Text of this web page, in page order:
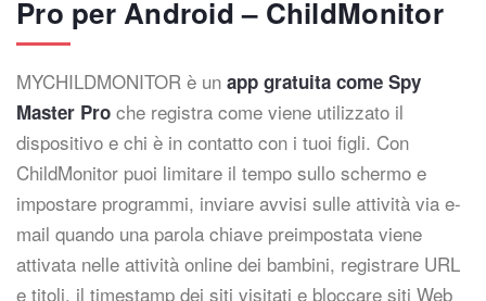
Pro per Android – ChildMonitor
MYCHILDMONITOR è un app gratuita come Spy
Master Pro che registra come viene utilizzato il
dispositivo e chi è in contatto con i tuoi figli. Con
ChildMonitor puoi limitare il tempo sullo schermo e
impostare programmi, inviare avvisi sulle attività via e-
mail quando una parola chiave preimpostata viene
attivata nelle attività online dei bambini, registrare URL
e titoli, il timestamp dei siti visitati e bloccare siti Web